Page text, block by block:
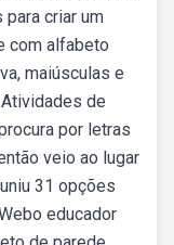
criar um
com alfabeto
maiúsculas e
de
por letras
veio ao lugar
31 opções
educador